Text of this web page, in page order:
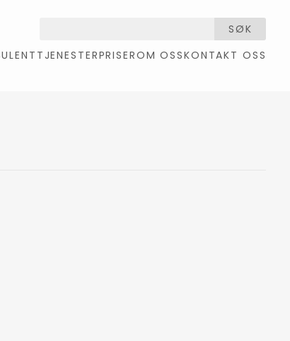
SØK
PRISEROM OSSKONTAKT OSS